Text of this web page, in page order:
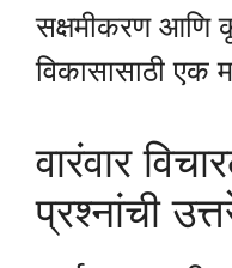
सक्षमीकरण आणि
विकासासाठी एक
वारंवार
प्रश्नांची